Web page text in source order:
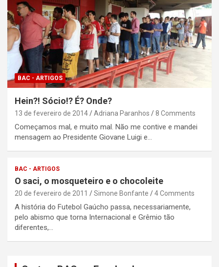
BAC - ARTIGOS
Hein?! Sócio!? É? Onde?
13 de fevereiro de 2014 Adriana Paranhos 8 Comments
Começamos mal, e muito mal. Não me contive e mandei
mensagem ao Presidente Giovane Luigi e…
BAC - ARTIGOS
O saci, o mosqueteiro e o chocoleite
20 de fevereiro de 2011 Simone Bonfante 4 Comments
A história do Futebol Gaúcho passa, necessariamente,
pelo abismo que torna Internacional e Grêmio tão
diferentes,…